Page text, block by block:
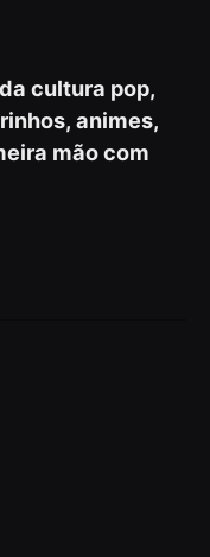
cultura pop,
animes,
mão com